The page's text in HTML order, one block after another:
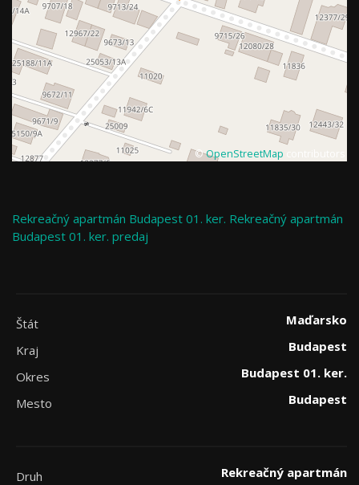
©OpenStreetMap
Rekreačný apartmán Budapest 01. ker. Rekreačný apartmán
Budapest 01. ker. predaj
Štát
Maďarsko
Kraj
Budapest
Okres
Budapest 01. ker.
Mesto
Budapest
Druh
Rekreačný apartmán